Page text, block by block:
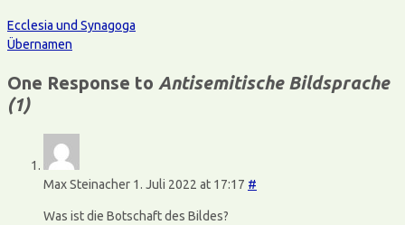
Ecclesia und Synagoga
Übernamen
One Response to Antisemitische Bildsprache
(1)
Max Steinacher 1. Juli 2022 at 17:17 #
Was ist die Botschaft des Bildes?